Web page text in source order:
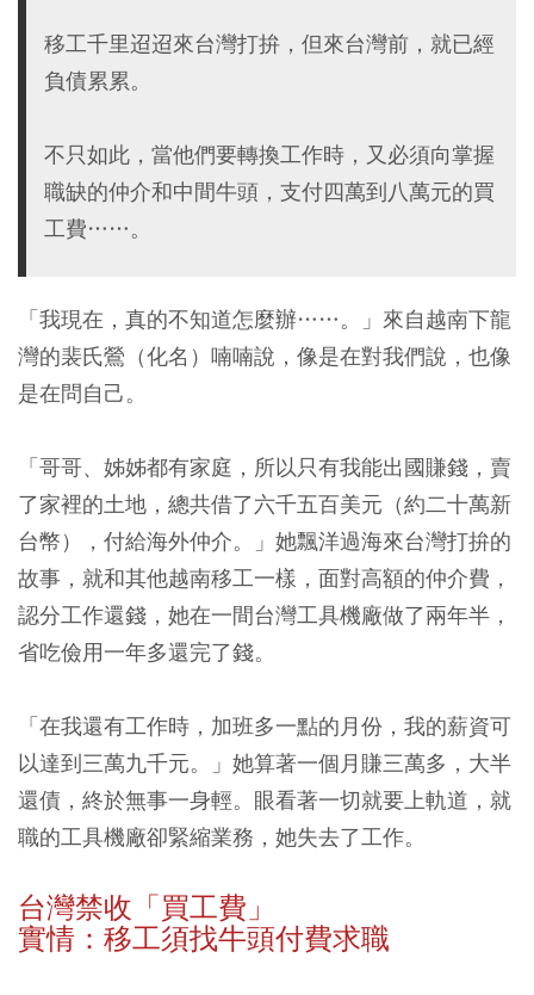
移工千里迢迢來台灣打拚，但來台灣前，就已經
負債累累。
不只如此，當他們要轉換工作時，又必須向掌握
職缺的仲介和中間牛頭，支付四萬到八萬元的買
工費……。
「我現在，真的不知道怎麼辦……。」來自越南下龍
灣的裴氏鶯（化名）喃喃說，像是在對我們說，也像
是在問自己。
「哥哥、姊姊都有家庭，所以只有我能出國賺錢，賣
了家裡的土地，總共借了六千五百美元（約二十萬新
台幣），付給海外仲介。」她飄洋過海來台灣打拚的
故事，就和其他越南移工一樣，面對高額的仲介費，
認分工作還錢，她在一間台灣工具機廠做了兩年半，
省吃儉用一年多還完了錢。
「在我還有工作時，加班多一點的月份，我的薪資可
以達到三萬九千元。」她算著一個月賺三萬多，大半
還債，終於無事一身輕。眼看著一切就要上軌道，就
職的工具機廠卻緊縮業務，她失去了工作。
台灣禁收「買工費」
實情：移工須找牛頭付費求職